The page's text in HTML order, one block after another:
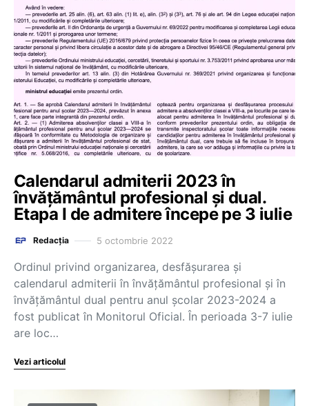
Calendarul admiterii 2023 în
învățământul profesional și dual.
Etapa I de admitere începe pe 3 iulie
Redacția 5 octombrie 2022
Ordinul privind organizarea, desfășurarea și
calendarul admiterii în învățământul profesional și în
învățământul dual pentru anul școlar 2023-2024 a
fost publicat în Monitorul Oficial. În perioada 3-7 iulie
are loc…
Vezi articolul